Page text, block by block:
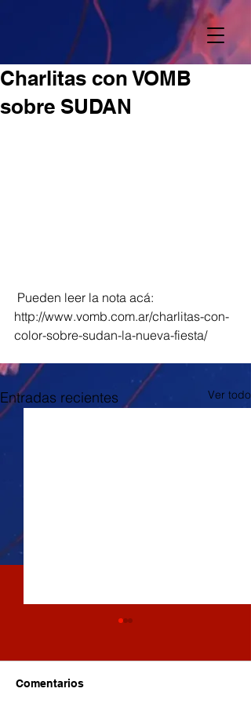
Charlitas con VOMB
sobre SUDAN
http://www.vomb.com.ar/charlitas-con-
color-sobre-sudan-la-nueva-fiesta/
Entradas recientes Ver todo
Comentarios